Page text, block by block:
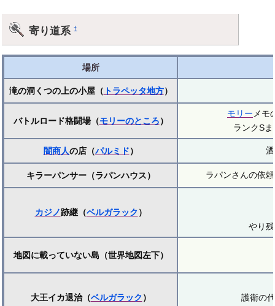
寄り道系†
場所
滝の洞くつの上の小屋（ トラペッタ地方）
バトルロード格闘場（モリーのところ）
モリーメモ
ランクS
闇商人の店（パルミド）
キラーパンサー（ラパンハウス） ラパンさんの依
カジノ跡継（ベルガラック ）
やり
地図に載っていない島（世界地図左下）
大王イカ退治（ベルガラック ） 護衛の